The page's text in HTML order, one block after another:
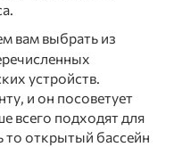
вам выбрать из
устройств.
и он посоветует
всего подходят для
то открытый бассейн